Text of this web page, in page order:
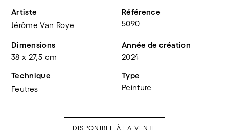
Artiste
Jérôme Van Roye
Référence
5090
Dimensions
38 x 27,5 cm
Année de création
2024
Technique
Feutres
Type
Peinture
DISPONIBLE À LA VENTE